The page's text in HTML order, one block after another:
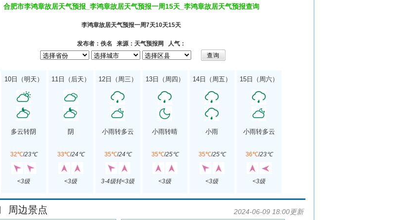
合肥市李鸿章故居天气预报_李鸿章故居天气预报一周15天_李鸿章故居天气预报查询
李鸿章故居天气预报一周7天10天15天
发布者：佚名 来源：天气预报网 人气：
10日（明天）
多云转阴
32℃/23℃
<3级
11日（后天）
阴
33℃/24℃
<3级
12日（周三）
小雨转多云
35℃/24℃
3-4级转<3级
13日（周四）
小雨转晴
35℃/25℃
<3级
14日（周五）
小雨
35℃/25℃
<3级
15日（周六）
小雨转多云
36℃/23℃
<3级
周边景点 2024-06-09 18:00更新